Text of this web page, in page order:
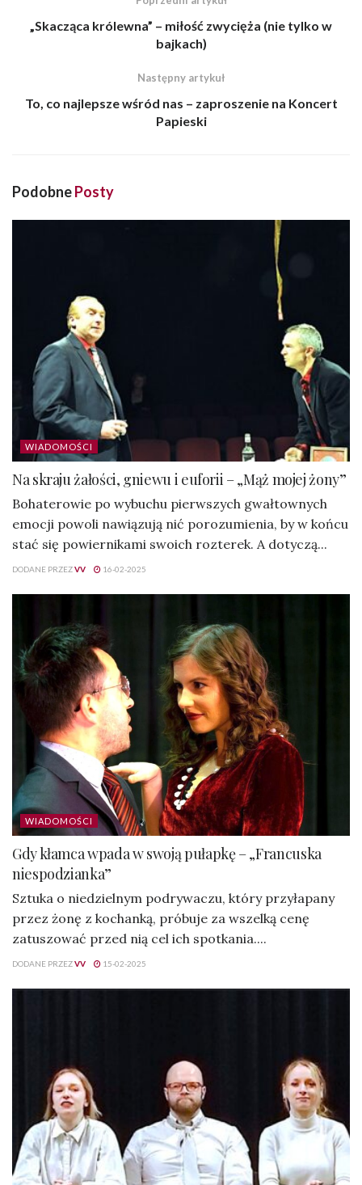
„Skacząca królewna” – miłość zwycięża (nie tylko w
bajkach)
Następny artykuł
To, co najlepsze wśród nas – zaproszenie na Koncert
Papieski
PodobnePosty
WIADOMOŚCI
Na skraju żałości, gniewu i euforii – „Mąż mojej żony”
Bohaterowie po wybuchu pierwszych gwałtownych
emocji powoli nawiązują nić porozumienia, by w końcu
stać się powiernikami swoich rozterek. A dotyczą...
DODANE PRZEZVV 16-02-2025
WIADOMOŚCI
Gdy kłamca wpada w swoją pułapkę – „Francuska
niespodzianka”
Sztuka o niedzielnym podrywaczu, który przyłapany
przez żonę z kochanką, próbuje za wszelką cenę
zatuszować przed nią cel ich spotkania....
DODANE PRZEZVV 15-02-2025